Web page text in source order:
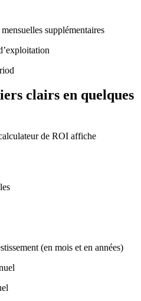
supplémentaires
clairs en quelques
de ROI affiche
(en mois et en années)